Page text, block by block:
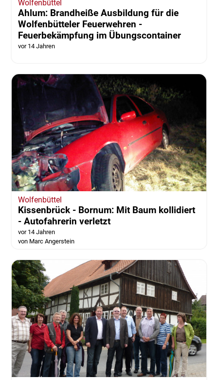
Wolfenbüttel
Ahlum: Brandheiße Ausbildung für die
Wolfenbütteler Feuerwehren -
Feuerbekämpfung im Übungscontainer
vor 14 Jahren
Wolfenbüttel
Kissenbrück - Bornum: Mit Baum kollidiert
- Autofahrerin verletzt
vor 14 Jahren
von Marc Angerstein